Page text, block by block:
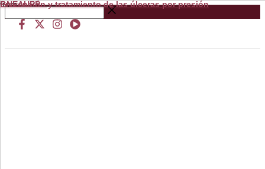
Ir
al
contenido
Buscar
…
Prevención y tratamiento de las úlceras por presión
from
GNEAUPP.